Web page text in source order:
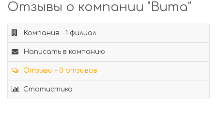
Отзывы о компании "Вита"
Компания - 1 филиал
Написать в компанию
Отзывы - 0 отзывов
Статистика